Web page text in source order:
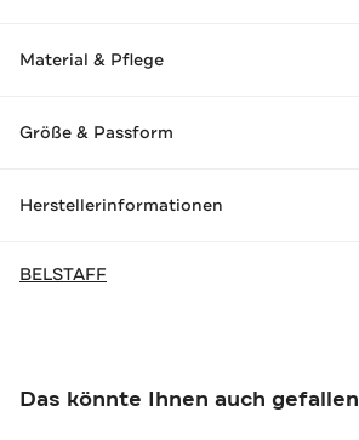
Material & Pflege
Größe & Passform
Herstellerinformationen
BELSTAFF
Das könnte Ihnen auch gefallen